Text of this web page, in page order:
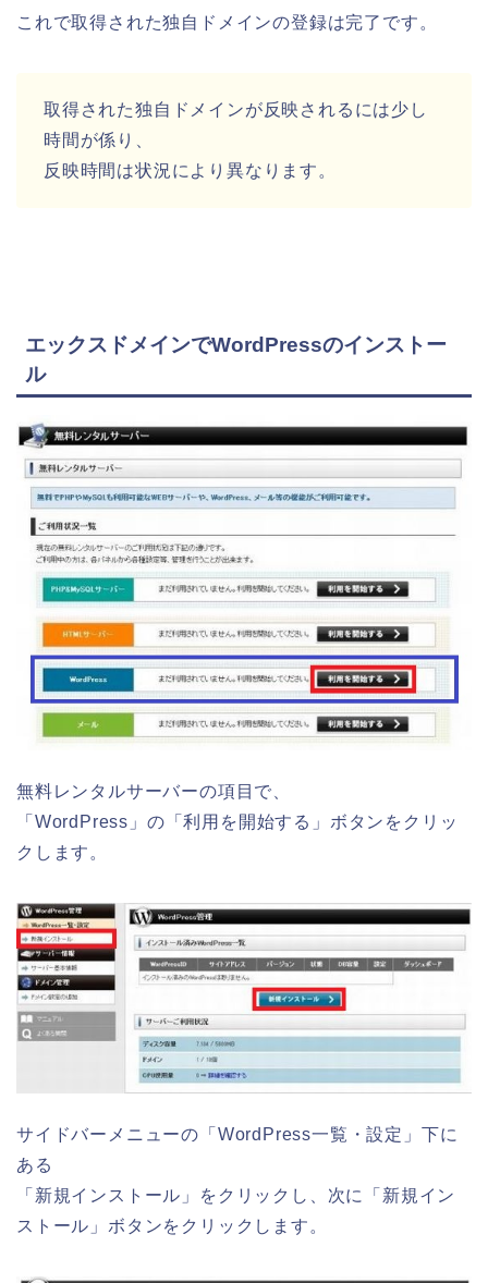
これで取得された独自ドメインの登録は完了です。
取得された独自ドメインが反映されるには少し
時間が係り、
反映時間は状況により異なります。
エックスドメインでWordPressのインストー
ル
無料レンタルサーバーの項目で、
「WordPress」の「利用を開始する」ボタンをクリッ
クします。
サイドバーメニューの「WordPress一覧・設定」下に
ある
「新規インストール」をクリックし、次に「新規イン
ストール」ボタンをクリックします。